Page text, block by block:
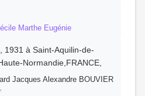
Marthe Eugénie
, 1931 à Saint-Aquilin-de-
Normandie,FRANCE,
Jacques Alexandre BOUVIER